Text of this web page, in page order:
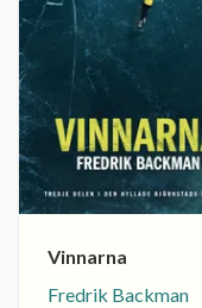
Vinnarna
Fredrik Backman